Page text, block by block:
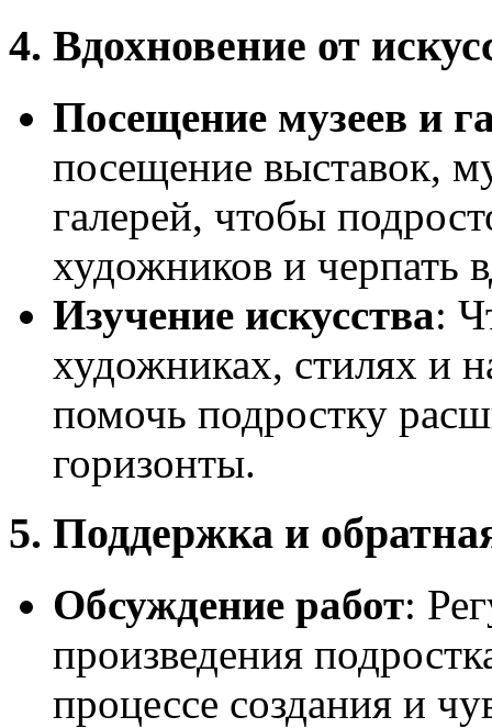
4. Вдохновение от
Посещение музеев и
посещение выставок,
галерей, чтобы
художников и черпать
Изучение искусства:
художниках, стилях и
помочь подростку
горизонты.
5. Поддержка и
Обсуждение работ:
произведения
процессе создания и